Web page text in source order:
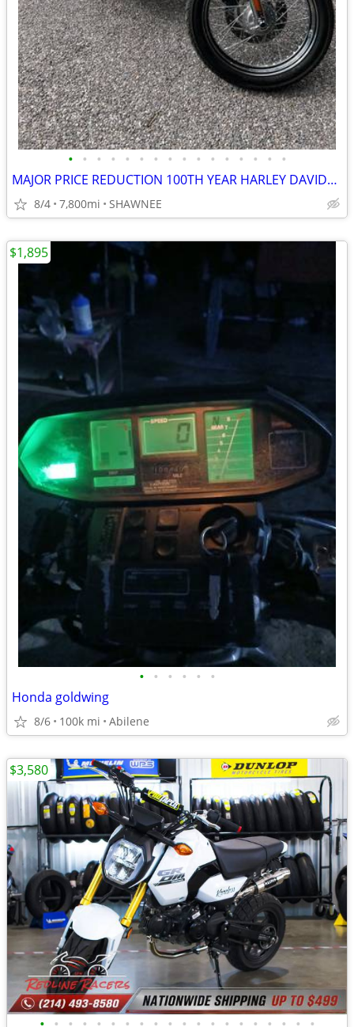
• • • • • • • • • • • • • • • •
MAJOR PRICE REDUCTION 100TH YEAR HARLEY DAVIDSON LOW MILES 1200CC
8/4 7,800mi SHAWNEE
• • • • • •
Honda goldwing
8/6 100k mi Abilene
$1,895
$3,580